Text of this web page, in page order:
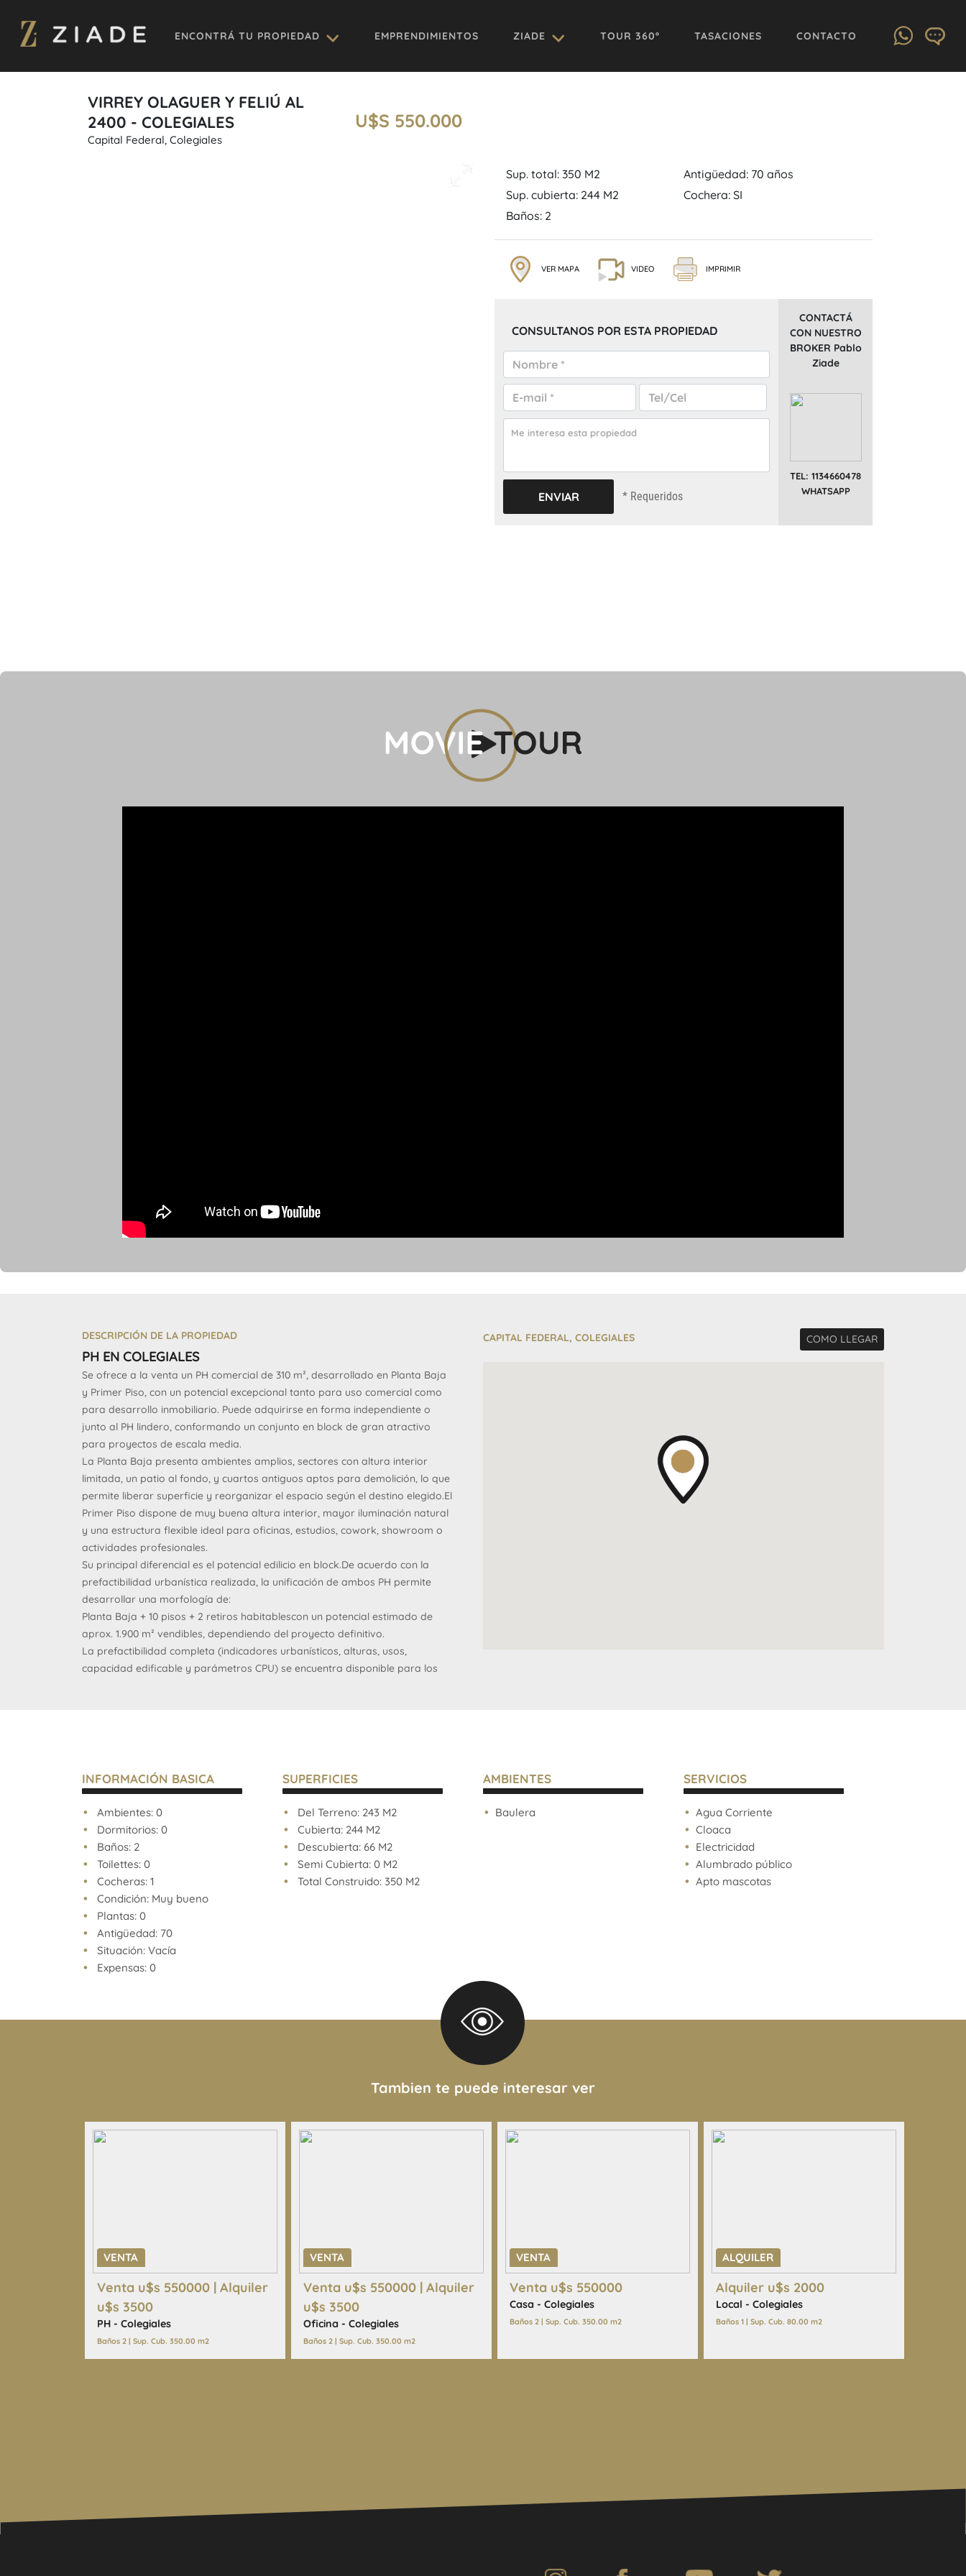
ENCONTRÁ TU PROPIEDAD EMPRENDIMIENTOS ZIADE TOUR 360º TASACIONES CONTACTO
VIRREY OLAGUER Y FELIÚ AL
2400 - COLEGIALES
Capital Federal, Colegiales
U$S 550.000
Sup. total: 350 M2
Sup. cubierta: 244 M2
Baños: 2
Antigüedad: 70 años
Cochera: SI
VER MAPA VIDEO IMPRIMIR
CONSULTANOS POR ESTA PROPIEDAD
* Requeridos
CONTACTÁ
CON NUESTRO
BROKER Pablo
Ziade
TEL: 1134660478
WHATSAPP
DESCRIPCIÓN DE LA PROPIEDAD
PH EN COLEGIALES
Se ofrece a la venta un PH comercial de 310 m², desarrollado en Planta Baja
y Primer Piso, con un potencial excepcional tanto para uso comercial como
para desarrollo inmobiliario. Puede adquirirse en forma independiente o
junto al PH lindero, conformando un conjunto en block de gran atractivo
para proyectos de escala media.
La Planta Baja presenta ambientes amplios, sectores con altura interior
limitada, un patio al fondo, y cuartos antiguos aptos para demolición, lo que
permite liberar superficie y reorganizar el espacio según el destino elegido.El
Primer Piso dispone de muy buena altura interior, mayor iluminación natural
y una estructura flexible ideal para oficinas, estudios, cowork, showroom o
actividades profesionales.
Su principal diferencial es el potencial edilicio en block.De acuerdo con la
prefactibilidad urbanística realizada, la unificación de ambos PH permite
desarrollar una morfología de:
Planta Baja + 10 pisos + 2 retiros habitablescon un potencial estimado de
aprox. 1.900 m² vendibles, dependiendo del proyecto definitivo.
La prefactibilidad completa (indicadores urbanísticos, alturas, usos,
capacidad edificable y parámetros CPU) se encuentra disponible para los
El precio correspondiente a la compra en block se brinda únicamente a
interesados que consulten directamente.
Una oportunidad única para empresas, inversores y desarrolladores que
buscan un activo con alto potencial de transformación y valorización futura.
Consultanos para coordinar una visita y solicitar la prefactibilidad.
AVISO LEGAL: Las descripciones arquitectónicas y funcionales, valores de
expensas, impuestos y servicios, fotos y medidas de este inmueble son
aproximados. Los datos fueron proporcionados por el propietario y pueden
no estar actualizados a la hora de la visualización de este aviso por lo cual
pueden arrojar inexactitudes y discordancias con las que surgen de los las
operación, requiriendo por sí o sus profesionales las copias necesarias de la
CAPITAL FEDERAL, COLEGIALES COMO LLEGAR
INFORMACIÓN BASICA
Ambientes: 0
Dormitorios: 0
Baños: 2
Toilettes: 0
Cocheras: 1
Condición: Muy bueno
Plantas: 0
Antigüedad: 70
Situación: Vacía
Expensas: 0
SUPERFICIES
Del Terreno: 243 M2
Cubierta: 244 M2
Descubierta: 66 M2
Semi Cubierta: 0 M2
Total Construido: 350 M2
AMBIENTES
Baulera
SERVICIOS
Agua Corriente
Cloaca
Electricidad
Alumbrado público
Apto mascotas
Tambien te puede interesar ver
VENTA
Venta u$s 550000 | Alquiler
u$s 3500
PH - Colegiales
Baños 2 | Sup. Cub. 350.00 m2
VENTA
Venta u$s 550000 | Alquiler
u$s 3500
Oficina - Colegiales
Baños 2 | Sup. Cub. 350.00 m2
VENTA
Venta u$s 550000
Casa - Colegiales
Baños 2 | Sup. Cub. 350.00 m2
ALQUILER
Alquiler u$s 2000
Local - Colegiales
Baños 1 | Sup. Cub. 80.00 m2